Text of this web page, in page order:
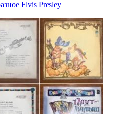
Elvis Presley